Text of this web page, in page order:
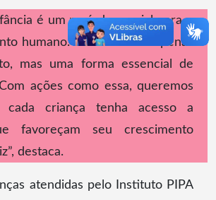
é um período crucial para o
humano. Brincar não é apenas
mas uma forma essencial de
ações como essa, queremos
cada criança tenha acesso a
favoreçam seu crescimento
destaca.
atendidas pelo Instituto PIPA